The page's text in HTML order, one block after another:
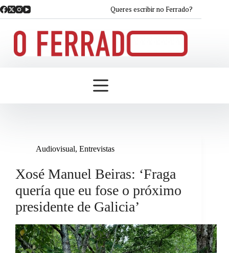
Saltar
ao
Queres escribir no Ferrado?
Audiovisual, Entrevistas
Xosé Manuel Beiras: ‘Fraga
quería que eu fose o próximo
presidente de Galicia’